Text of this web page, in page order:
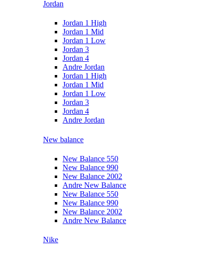
Jordan
Jordan 1 High
Jordan 1 Mid
Jordan 1 Low
Jordan 3
Jordan 4
Andre Jordan
Jordan 1 High
Jordan 1 Mid
Jordan 1 Low
Jordan 3
Jordan 4
Andre Jordan
New balance
New Balance 550
New Balance 990
New Balance 2002
Andre New Balance
New Balance 550
New Balance 990
New Balance 2002
Andre New Balance
Nike